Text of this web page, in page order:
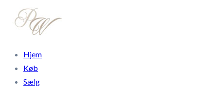
Hjem
Køb
Sælg